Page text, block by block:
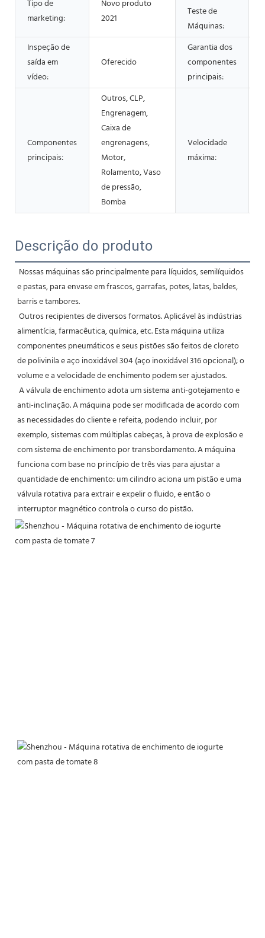
Tipo de
marketing:
Novo produto
2021
Teste de
Máquinas:
Inspeção de
saída em
vídeo:
Oferecido
Garantia dos
componentes
principais:
Componentes
principais:
Outros, CLP,
Engrenagem,
Caixa de
engrenagens,
Motor,
Rolamento, Vaso
de pressão,
Bomba
Velocidade
máxima:
Descrição do produto
Nossas máquinas são principalmente para líquidos, semilíquidos
e pastas, para envase em frascos, garrafas, potes, latas, baldes,
barris e tambores.
alimentícia, farmacêutica, química, etc. Esta máquina utiliza
componentes pneumáticos e seus pistões são feitos de cloreto
de polivinila e aço inoxidável 304 (aço inoxidável 316 opcional); o
volume e a velocidade de enchimento podem ser ajustados.
anti-inclinação. A máquina pode ser modificada de acordo com
as necessidades do cliente e refeita, podendo incluir, por
exemplo, sistemas com múltiplas cabeças, à prova de explosão e
com sistema de enchimento por transbordamento. A máquina
funciona com base no princípio de três vias para ajustar a
quantidade de enchimento: um cilindro aciona um pistão e uma
válvula rotativa para extrair e expelir o fluido, e então o
interruptor magnético controla o curso do pistão.